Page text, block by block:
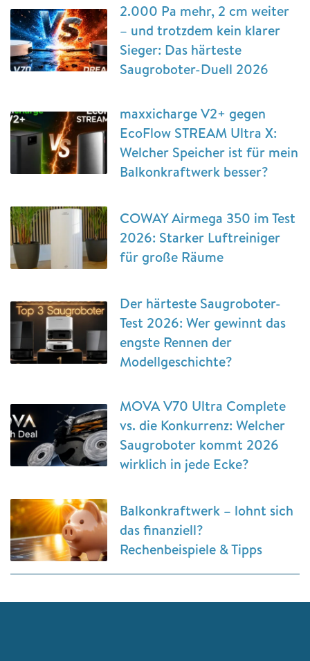
2.000 Pa mehr, 2 cm weiter
– und trotzdem kein klarer
Sieger: Das härteste
Saugroboter-Duell 2026
maxxicharge V2+ gegen
EcoFlow STREAM Ultra X:
Welcher Speicher ist für mein
Balkonkraftwerk besser?
COWAY Airmega 350 im Test
2026: Starker Luftreiniger
für große Räume
Der härteste Saugroboter-
Test 2026: Wer gewinnt das
engste Rennen der
Modellgeschichte?
MOVA V70 Ultra Complete
vs. die Konkurrenz: Welcher
Saugroboter kommt 2026
wirklich in jede Ecke?
Balkonkraftwerk – lohnt sich
das finanziell?
Rechenbeispiele & Tipps